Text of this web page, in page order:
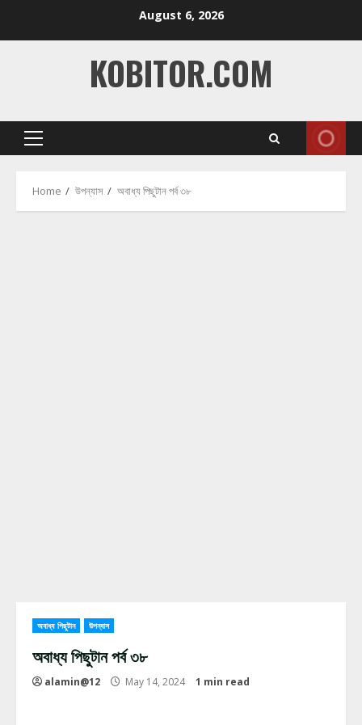
August 6, 2026
KOBITOR.COM
Primary
Home উপন্যাস অবাধ্য পিছুটান পর্ব ৩৮
অবাধ্য পিছুটান উপন্যাস
অবাধ্য পিছুটান পর্ব ৩৮
alamin@12 May 14, 2024 1 min read